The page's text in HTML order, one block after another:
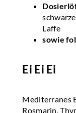
Laffe
sowie
Ei Ei Ei
Mediterranes
Rosmarin,